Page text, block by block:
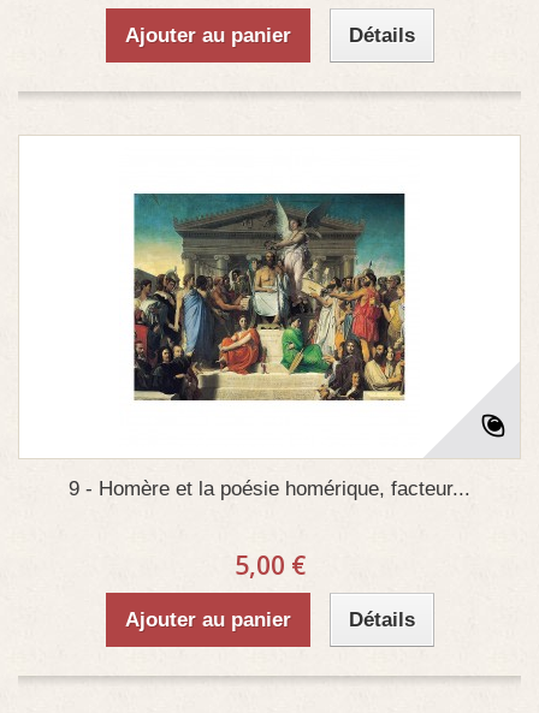
Ajouter au panier Détails
9 - Homère et la poésie homérique, facteur...
5,00 €
Ajouter au panier Détails